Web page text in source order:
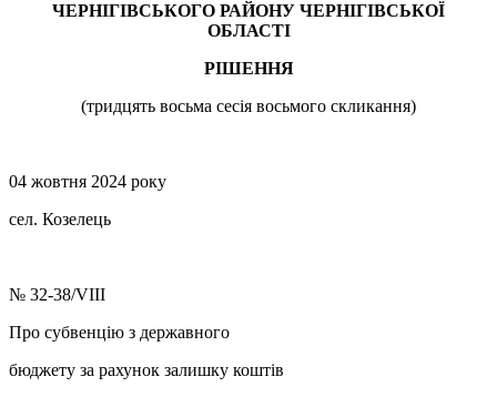
ЧЕРНІГІВСЬКОГО РАЙОНУ ЧЕРНІГІВСЬКОЇ
ОБЛАСТІ
РІШЕННЯ
(тридцять восьма сесія восьмого скликання)
04 жовтня 2024 року
сел. Козелець
№ 32-38/VIII
Про субвенцію з державного
бюджету за рахунок залишку коштів